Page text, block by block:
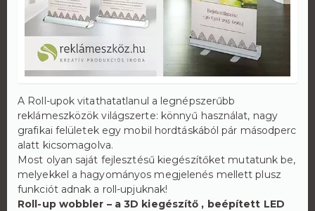
A Roll-upok vitathatatlanul a legnépszerűbb
reklámeszközök világszerte: könnyű használat, nagy
grafikai felületek egy mobil hordtáskából pár másodperc
alatt kicsomagolva.
Most olyan saját fejlesztésű kiegészítőket mutatunk be,
melyekkel a hagyományos megjelenés mellett plusz
funkciót adnak a roll-upjuknak!
Roll-up wobbler – a 3D kiegészítő , beépített LED